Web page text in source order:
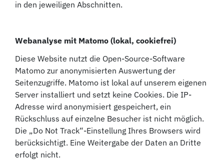
in den jeweiligen Abschnitten.
Webanalyse mit Matomo (lokal, cookiefrei)
Diese Website nutzt die Open-Source-Software
Matomo zur anonymisierten Auswertung der
Seitenzugriffe. Matomo ist lokal auf unserem eigenen
Server installiert und setzt keine Cookies. Die IP-
Adresse wird anonymisiert gespeichert, ein
Rückschluss auf einzelne Besucher ist nicht möglich.
Die „Do Not Track“-Einstellung Ihres Browsers wird
berücksichtigt. Eine Weitergabe der Daten an Dritte
erfolgt nicht.